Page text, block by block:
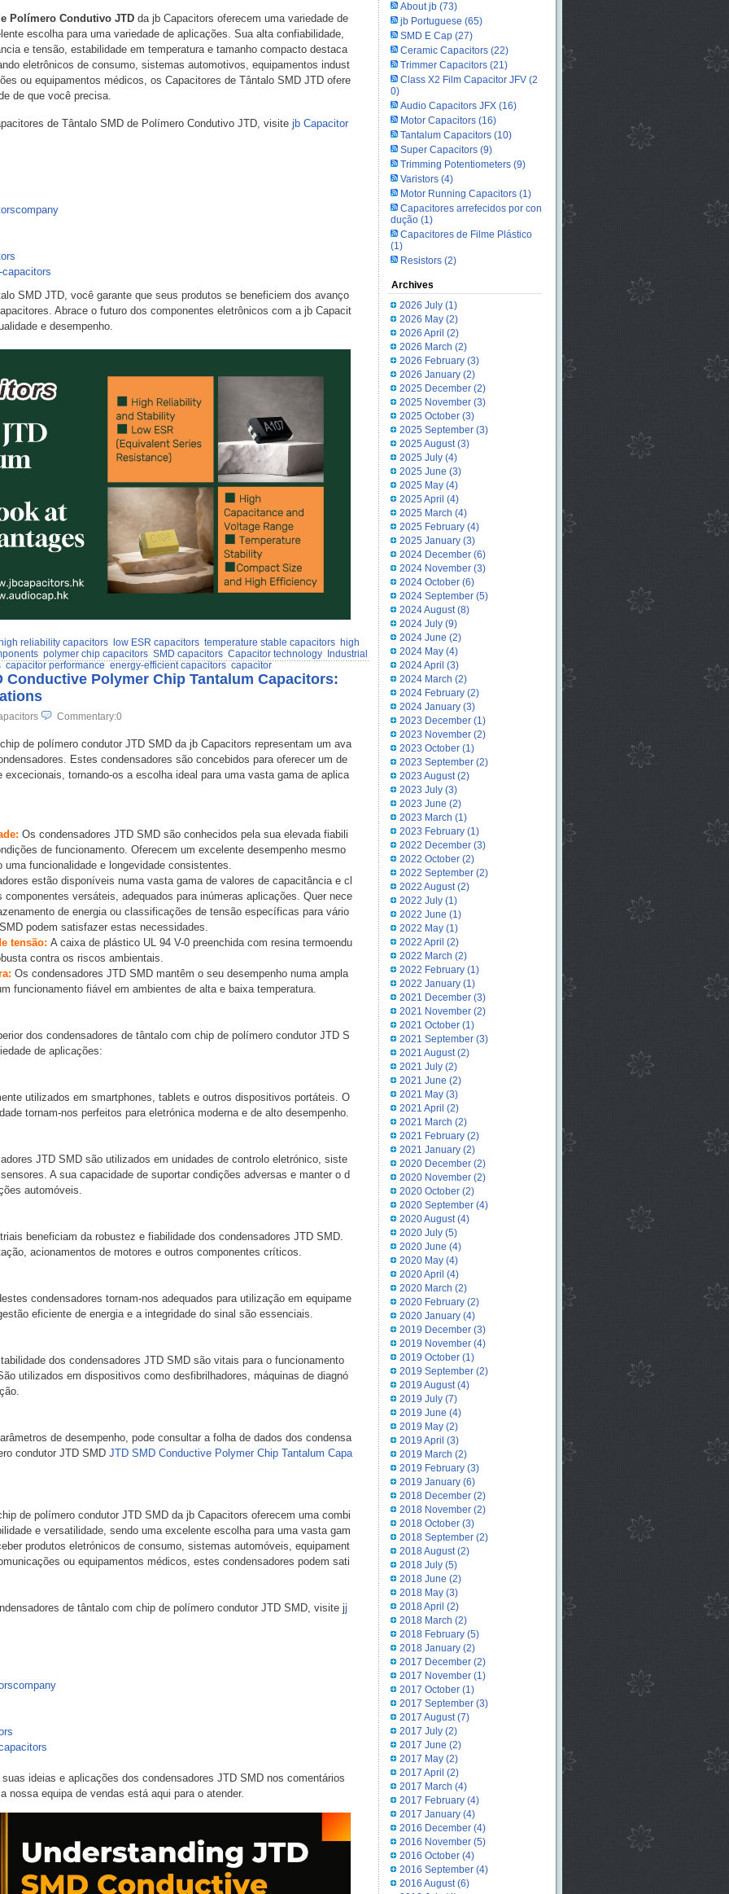
Polímero Condutivo JTDda jb Capacitors oferecem uma variedade de
escolha para uma variedade de aplicações. Sua alta confiabilidade,
e tensão, estabilidade em temperatura e tamanho compacto destaca
eletrônicos de consumo, sistemas automotivos, equipamentos indust
ou equipamentos médicos, os Capacitores de Tântalo SMD JTD ofere
de que você precisa.
de Tântalo SMD de Polímero Condutivo JTD, visite jb Capacitor
SMD JTD, você garante que seus produtos se beneficiem dos avanço
Abrace o futuro dos componentes eletrônicos com a jb Capacit
e desempenho.
high reliability capacitors low ESR capacitors temperature stable capacitors
high
polymer chip capacitors SMD capacitors Capacitor technology
Industrial
capacitor performance energy-efficient capacitors capacitor
Conductive Polymer Chip Tantalum Capacitors:
Commentary:0
de polímero condutor JTD SMD da jb Capacitors representam um ava
Estes condensadores são concebidos para oferecer um de
excecionais, tornando-os a escolha ideal para uma vasta gama de aplica
Os condensadores JTD SMD são conhecidos pela sua elevada fiabili
de funcionamento. Oferecem um excelente desempenho mesmo
funcionalidade e longevidade consistentes.
estão disponíveis numa vasta gama de valores de capacitância e cl
versáteis, adequados para inúmeras aplicações. Quer nece
de energia ou classificações de tensão específicas para vário
podem satisfazer estas necessidades.
tensão: A caixa de plástico UL 94 V-0 preenchida com resina termoendu
contra os riscos ambientais.
Os condensadores JTD SMD mantêm o seu desempenho numa ampla
funcionamento fiável em ambientes de alta e baixa temperatura.
dos condensadores de tântalo com chip de polímero condutor JTD S
de aplicações:
utilizados ​​em smartphones, tablets e outros dispositivos portáteis. O
tornam-nos perfeitos para eletrónica moderna e de alto desempenho.
JTD SMD são utilizados em unidades de controlo eletrónico, siste
A sua capacidade de suportar condições adversas e manter o d
automóveis.
beneficiam da robustez e fiabilidade dos condensadores JTD SMD.
acionamentos de motores e outros componentes críticos.
condensadores tornam-nos adequados para utilização em equipame
eficiente de energia e a integridade do sinal são essenciais.
dos condensadores JTD SMD são vitais para o funcionamento
utilizados ​​em dispositivos como desfibrilhadores, máquinas de diagnó
de desempenho, pode consultar a folha de dados dos condensa
condutor JTD SMD JTD SMD Conductive Polymer Chip Tantalum Capa
de polímero condutor JTD SMD da jb Capacitors oferecem uma combi
e versatilidade, sendo uma excelente escolha para uma vasta gam
produtos eletrónicos de consumo, sistemas automóveis, equipament
ou equipamentos médicos, estes condensadores podem sati
de tântalo com chip de polímero condutor JTD SMD, visite jj
ideias e aplicações dos condensadores JTD SMD nos comentários
nossa equipa de vendas está aqui para o atender.
About jb(73)
jb Portuguese (65)
SMD E Cap(27)
Ceramic Capacitors(22)
Trimmer Capacitors(21)
Class X2 Film Capacitor JFV(2
0)
Audio Capacitors JFX(16)
Motor Capacitors (16)
Tantalum Capacitors(10)
Super Capacitors(9)
Trimming Potentiometers(9)
Varistors(4)
Motor Running Capacitors(1)
Capacitores arrefecidos por con
dução(1)
Capacitores de Filme Plástico
(1)
Resistors(2)
Archives
2026 July(1)
2026 May(2)
2026 April (2)
2026 March (2)
2026 February(3)
2026 January(2)
2025 December(2)
2025 November(3)
2025 October(3)
2025 September(3)
2025 August(3)
2025 July(4)
2025 June (3)
2025 May(4)
2025 April (4)
2025 March (4)
2025 February(4)
2025 January(3)
2024 December(6)
2024 November(3)
2024 October(6)
2024 September(5)
2024 August(8)
2024 July(9)
2024 June (2)
2024 May(4)
2024 April (3)
2024 March (2)
2024 February(2)
2024 January(3)
2023 December(1)
2023 November(2)
2023 October(1)
2023 September(2)
2023 August(2)
2023 July(3)
2023 June (2)
2023 March (1)
2023 February(1)
2022 December(3)
2022 October(2)
2022 September(2)
2022 August(2)
2022 July(1)
2022 June (1)
2022 May(1)
2022 April (2)
2022 March (2)
2022 February(1)
2022 January(1)
2021 December(3)
2021 November(2)
2021 October(1)
2021 September(3)
2021 August(2)
2021 July(2)
2021 June (2)
2021 May(3)
2021 April (2)
2021 March (2)
2021 February(2)
2021 January(2)
2020 December(2)
2020 November(2)
2020 October(2)
2020 September(4)
2020 August(4)
2020 July(5)
2020 June (4)
2020 May(4)
2020 April (4)
2020 March (2)
2020 February(2)
2020 January(4)
2019 December(3)
2019 November(4)
2019 October(1)
2019 September(2)
2019 August(4)
2019 July(7)
2019 June (4)
2019 May(2)
2019 April (3)
2019 March (2)
2019 February(3)
2019 January(6)
2018 December(2)
2018 November(2)
2018 October(3)
2018 September(2)
2018 August(2)
2018 July(5)
2018 June (2)
2018 May(3)
2018 April (2)
2018 March (2)
2018 February(5)
2018 January(2)
2017 December(2)
2017 November(1)
2017 October(1)
2017 September(3)
2017 August(7)
2017 July(2)
2017 June (2)
2017 May(2)
2017 April (2)
2017 March (4)
2017 February(4)
2017 January(4)
2016 December(4)
2016 November(5)
2016 October(4)
2016 September(4)
2016 August(6)